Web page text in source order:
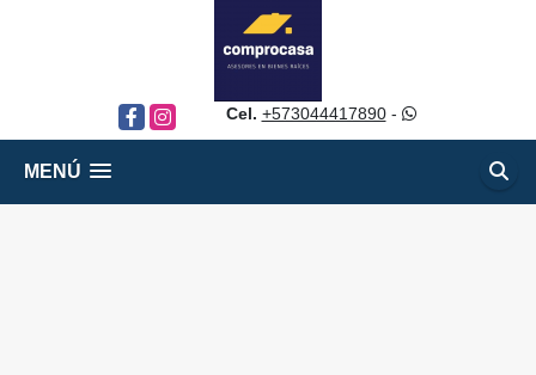
FacebookInstagram Cel. +573044417890-
MENÚ